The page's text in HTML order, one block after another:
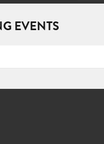
EVENTS